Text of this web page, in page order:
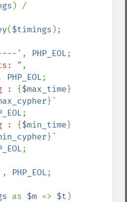
($timings );
' , PHP_EOL;
"
PHP_EOL;
: {$max_time}
}`
;
: {$min_time}
}`
;
, PHP_EOL;
as $m => $t )